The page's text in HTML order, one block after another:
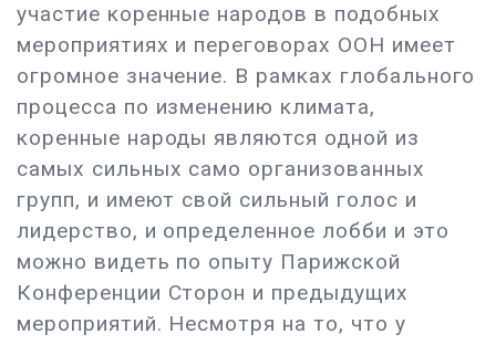
участие коренные народов в подобных
мероприятиях и переговорах ООН имеет
огромное значение. В рамках глобального
процесса по изменению климата,
коренные народы являются одной из
самых сильных само организованных
групп, и имеют свой сильный голос и
лидерство, и определенное лобби и это
можно видеть по опыту Парижской
Конференции Сторон и предыдущих
мероприятий. Несмотря на то, что у